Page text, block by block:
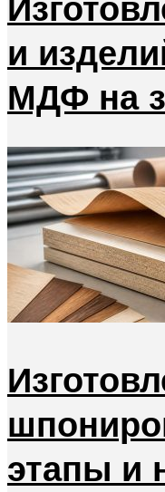
и
МДФ на
этапы и